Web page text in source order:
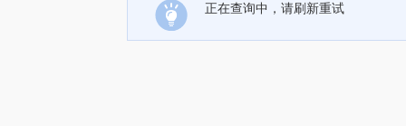
正在查询中，请刷新重试